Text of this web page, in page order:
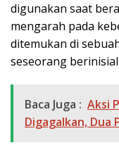
digunakan saat
mengarah pada
ditemukan di
seseorang berinisial
Baca Juga : Aksi
Digagalkan, Dua